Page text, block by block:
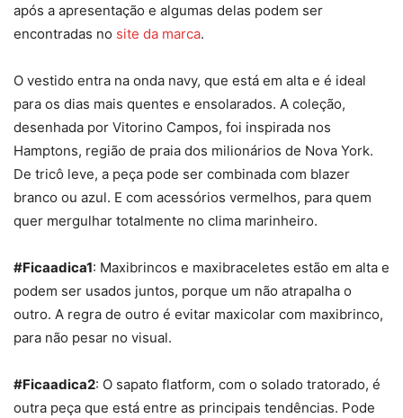
após a apresentação e algumas delas podem ser
encontradas no site da marca.
O vestido entra na onda navy, que está em alta e é ideal
para os dias mais quentes e ensolarados. A coleção,
desenhada por Vitorino Campos, foi inspirada nos
Hamptons, região de praia dos milionários de Nova York.
De tricô leve, a peça pode ser combinada com blazer
branco ou azul. E com acessórios vermelhos, para quem
quer mergulhar totalmente no clima marinheiro.
#Ficaadica1: Maxibrincos e maxibraceletes estão em alta e
podem ser usados juntos, porque um não atrapalha o
outro. A regra de outro é evitar maxicolar com maxibrinco,
para não pesar no visual.
#Ficaadica2: O sapato flatform, com o solado tratorado, é
outra peça que está entre as principais tendências. Pode